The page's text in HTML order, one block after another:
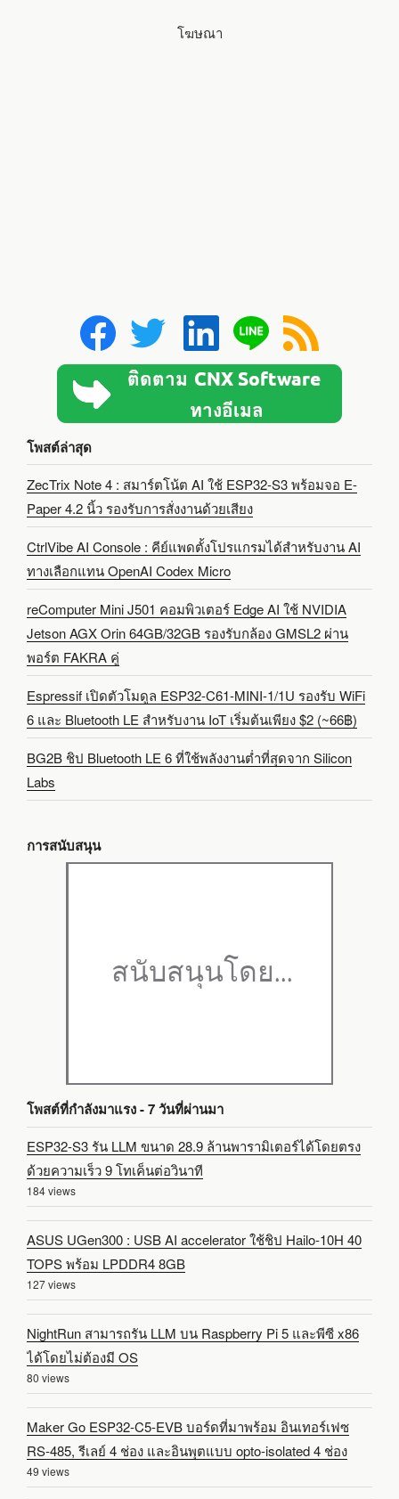
โฆษณา
โพสต์ล่าสุด
ZecTrix Note 4 : สมาร์ตโน้ต AI ใช้ ESP32-S3 พร้อมจอ E-
Paper 4.2 นิ้ว รองรับการสั่งงานด้วยเสียง
CtrlVibe AI Console : คีย์แพดตั้งโปรแกรมได้สำหรับงาน AI
ทางเลือกแทน OpenAI Codex Micro
reComputer Mini J501 คอมพิวเตอร์ Edge AI ใช้ NVIDIA
Jetson AGX Orin 64GB/32GB รองรับกล้อง GMSL2 ผ่าน
พอร์ต FAKRA คู่
Espressif เปิดตัวโมดูล ESP32-C61-MINI-1/1U รองรับ WiFi
6 และ Bluetooth LE สำหรับงาน IoT เริ่มต้นเพียง $2 (~66฿)
BG2B ชิป Bluetooth LE 6 ที่ใช้พลังงานต่ำที่สุดจาก Silicon
Labs
การสนับสนุน
โพสต์ที่กำลังมาแรง - 7 วันที่ผ่านมา
ESP32-S3 รัน LLM ขนาด 28.9 ล้านพารามิเตอร์ได้โดยตรง
ด้วยความเร็ว 9 โทเค็นต่อวินาที
184 views
ASUS UGen300 : USB AI accelerator ใช้ชิป Hailo-10H 40
TOPS พร้อม LPDDR4 8GB
127 views
NightRun สามารถรัน LLM บน Raspberry Pi 5 และพีซี x86
ได้โดยไม่ต้องมี OS
80 views
Maker Go ESP32-C5-EVB บอร์ดที่มาพร้อม อินเทอร์เฟซ
RS-485, รีเลย์ 4 ช่อง และอินพุตแบบ opto-isolated 4 ช่อง
49 views